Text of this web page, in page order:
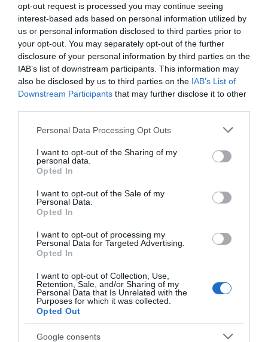
opt-out request is processed you may continue seeing
interest-based ads based on personal information utilized by
us or personal information disclosed to third parties prior to
your opt-out. You may separately opt-out of the further
disclosure of your personal information by third parties on the
IAB’s list of downstream participants. This information may
also be disclosed by us to third parties on the IAB’s List of
Downstream Participants that may further disclose it to other
Please note that this website/app uses one or more Google
not limited to your visit or usage behaviour. You may click to
grant or deny consent to Google and its third-party tags to
use your data for below specified purposes in below Google
consent section.
Personal Data Processing Opt Outs
I want to opt-out of the Sharing of my
personal data.
Opted In
I want to opt-out of the Sale of my
Personal Data.
Opted In
I want to opt-out of processing my
Personal Data for Targeted Advertising.
Opted In
I want to opt-out of Collection, Use,
Retention, Sale, and/or Sharing of my
Personal Data that Is Unrelated with the
Purposes for which it was collected.
Opted Out
Google consents
Ανδρουλάκης για Ταγαρά: Υπήρξε ένας
μετριοπαθής πολιτικός που τίμησε το
Κοινοβούλιο με τη στάση του
Τι ανέφερε ο πρόεδρος του ΠΑΣΟΚ
30.05.2026 - 00:01
ΠΟΛΙΤΙΚΗ
Φάμελλος για Ταγαρά: Η παρουσία του
ξεχώριζε, ήταν σοβαρή, παραγωγική με
δημοκρατικό κριτήριο και ήθος